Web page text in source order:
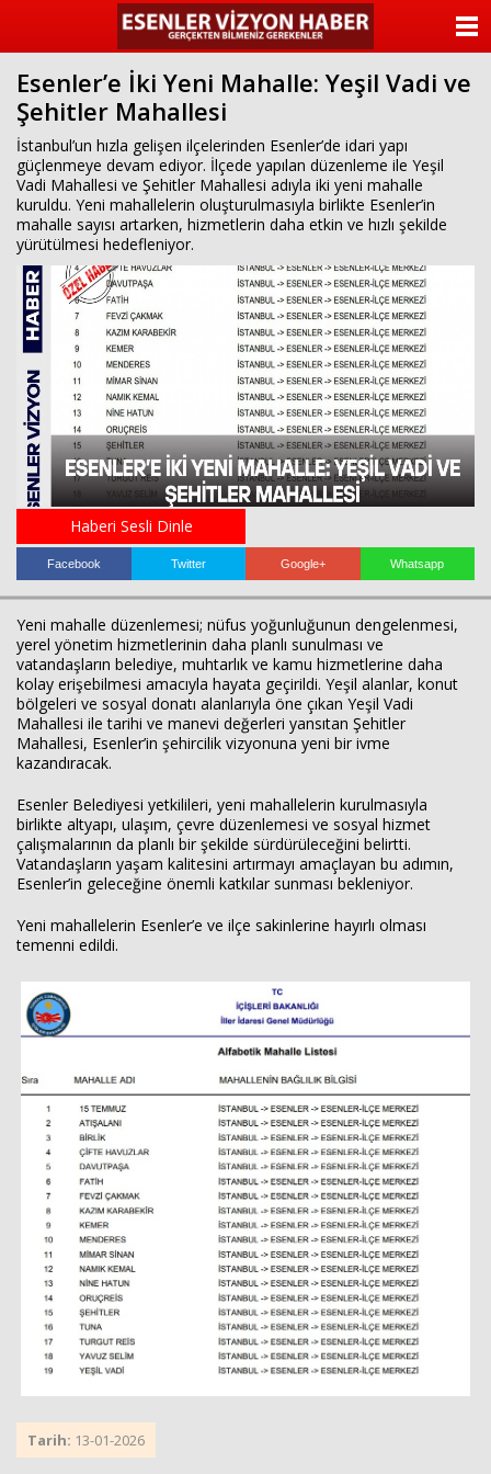
Esenler’e İki Yeni Mahalle: Yeşil Vadi ve
Şehitler Mahallesi
İstanbul’un hızla gelişen ilçelerinden Esenler’de idari yapı
güçlenmeye devam ediyor. İlçede yapılan düzenleme ile Yeşil
Vadi Mahallesi ve Şehitler Mahallesi adıyla iki yeni mahalle
kuruldu. Yeni mahallelerin oluşturulmasıyla birlikte Esenler’in
mahalle sayısı artarken, hizmetlerin daha etkin ve hızlı şekilde
yürütülmesi hedefleniyor.
Haberi Sesli Dinle
Facebook Twitter Google+ Whatsapp
Yeni mahalle düzenlemesi; nüfus yoğunluğunun dengelenmesi,
yerel yönetim hizmetlerinin daha planlı sunulması ve
vatandaşların belediye, muhtarlık ve kamu hizmetlerine daha
kolay erişebilmesi amacıyla hayata geçirildi. Yeşil alanlar, konut
bölgeleri ve sosyal donatı alanlarıyla öne çıkan Yeşil Vadi
Mahallesi ile tarihi ve manevi değerleri yansıtan Şehitler
Mahallesi, Esenler’in şehircilik vizyonuna yeni bir ivme
kazandıracak.
Esenler Belediyesi yetkilileri, yeni mahallelerin kurulmasıyla
birlikte altyapı, ulaşım, çevre düzenlemesi ve sosyal hizmet
çalışmalarının da planlı bir şekilde sürdürüleceğini belirtti.
Vatandaşların yaşam kalitesini artırmayı amaçlayan bu adımın,
Esenler’in geleceğine önemli katkılar sunması bekleniyor.
Yeni mahallelerin Esenler’e ve ilçe sakinlerine hayırlı olması
temenni edildi.
Tarih: 13-01-2026
ANASAYFA
KATEGORİLER
ANKETLER
VİDEO GALERİ
KÜNYE
İLETİŞİM
Haberin Doğru Adresi.